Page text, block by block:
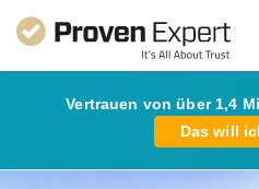
Vertrauen von über 1,4
Das will